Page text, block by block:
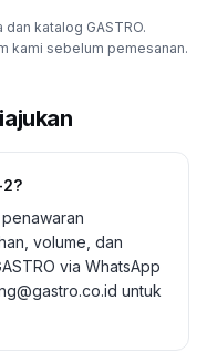
katalog GASTRO.
kami sebelum pemesanan.
volume, dan
via WhatsApp
untuk